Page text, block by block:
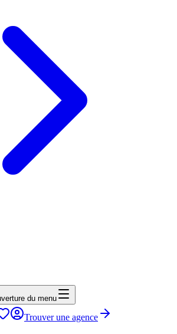
du menu
Trouver une agence